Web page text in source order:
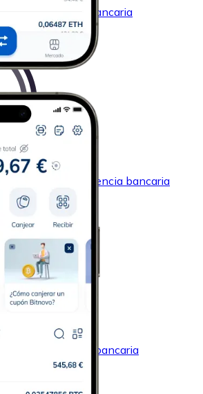
con transferencia bancaria
con transferencia bancaria
con transferencia bancaria